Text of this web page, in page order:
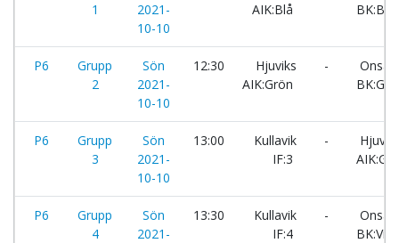
1
2021-
10-10
AIK:Blå
BK:Blå
P6
Grupp
2
Sön
2021-
10-10
12:30
Hjuviks
AIK:Grön
-
Onsala
P6
Grupp
3
Sön
2021-
10-10
13:00
Kullavik
IF:3
-
AIK:Gul
P6
Grupp
4
Sön
2021-
13:30
Kullavik
IF:4
-
Onsala
BK:Vit